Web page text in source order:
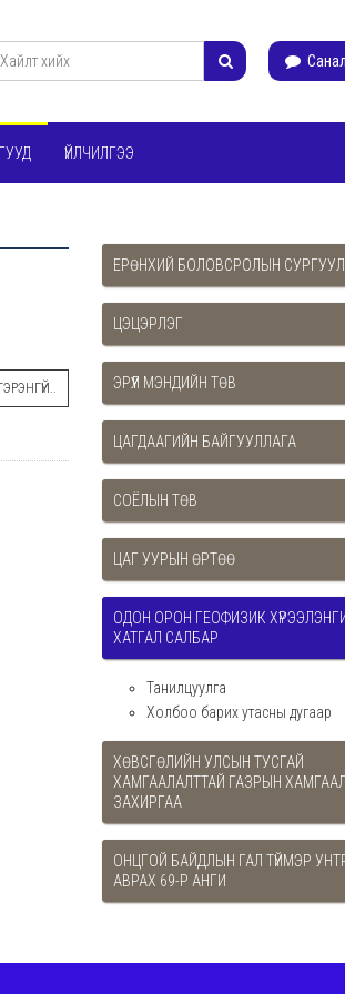
ҮЙЛЧИЛГЭЭ
ЕРӨНХИЙ БОЛОВСРОЛЫН
ЦЭЦЭРЛЭГ
ЭРҮҮЛ МЭНДИЙН ТӨВ
ЦАГДААГИЙН БАЙГУУЛЛАГА
СОЁЛЫН ТӨВ
ЦАГ УУРЫН ӨРТӨӨ
ОДОН ОРОН ГЕОФИЗИК
ХАТГАЛ САЛБАР
Танилцуулга
Холбоо барих утасны дугаар
ХӨВСГӨЛИЙН УЛСЫН ТУСГАЙ
ХАМГААЛАЛТТАЙ ГАЗРЫН
ЗАХИРГАА
ОНЦГОЙ БАЙДЛЫН ГАЛ ТҮЙМЭР
АВРАХ 69-Р АНГИ